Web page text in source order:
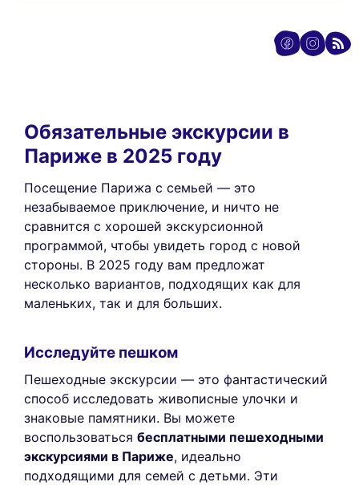
Обязательные экскурсии в
Париже в 2025 году
Посещение Парижа с семьей — это
незабываемое приключение, и ничто не
сравнится с хорошей экскурсионной
программой, чтобы увидеть город с новой
стороны. В 2025 году вам предложат
несколько вариантов, подходящих как для
маленьких, так и для больших.
Исследуйте пешком
Пешеходные экскурсии — это фантастический
способ исследовать живописные улочки и
знаковые памятники. Вы можете
воспользоваться бесплатными пешеходными
экскурсиями в Париже, идеально
подходящими для семей с детьми. Эти